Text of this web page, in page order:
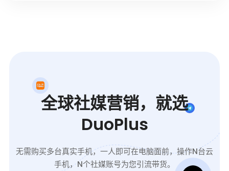
全球社媒营销，就选
DuoPlus
无需购买多台真实手机，一人即可在电脑面前，操作N台云
手机，N个社媒账号为您引流带货。